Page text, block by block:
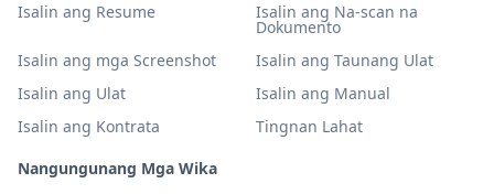
Isalin ang Resume
Isalin ang Na-scan na
Dokumento
Isalin ang mga Screenshot
Isalin ang Taunang Ulat
Isalin ang Ulat
Isalin ang Manual
Isalin ang Kontrata
Tingnan Lahat
Nangungunang Mga Wika